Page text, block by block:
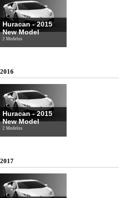
Huracan - 2015
New Model
2 Modelos
2016
Huracan - 2015
New Model
2 Modelos
2017